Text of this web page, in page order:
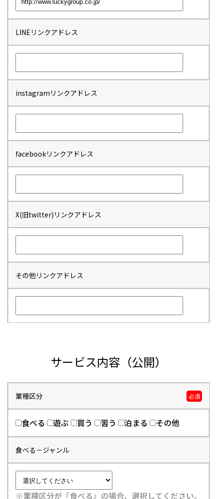
LINEリンクアドレス
instagramリンクアドレス
facebookリンクアドレス
X(旧twitter)リンクアドレス
その他リンクアドレス
サービス内容（公開）
業種区分 必須
食べる 遊ぶ 買う 習う 泊まる その他
食べる－ジャンル
※業種区分が『食べる』の場合、選択してください。